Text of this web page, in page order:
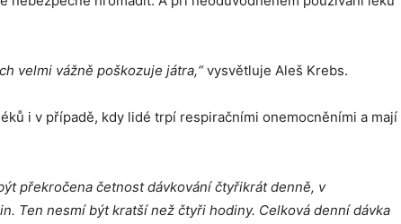
velmi vážně poškozuje játra,“vysvětluje Aleš Krebs.
i v případě, kdy lidé trpí respiračními onemocněními a mají
překročena četnost dávkování čtyřikrát denně, v
Ten nesmí být kratší než čtyři hodiny. Celková denní dávka